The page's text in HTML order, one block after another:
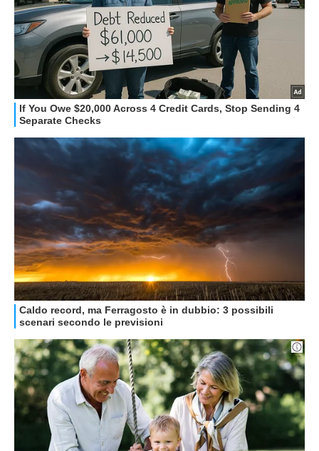
STREAMING E SERIE TV